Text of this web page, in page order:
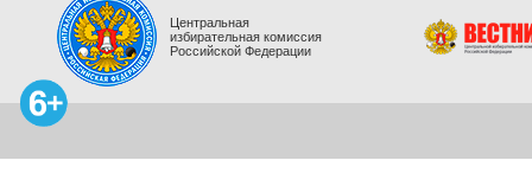
Центральная
избирательная комиссия
Российской Федерации